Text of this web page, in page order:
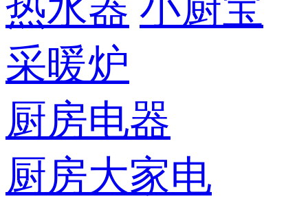
采暖炉
厨房电器
厨房大家电